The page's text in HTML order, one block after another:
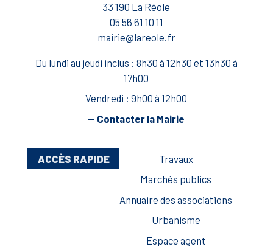
33 190 La Réole
05 56 61 10 11
mairie@lareole.fr
Du lundi au jeudi inclus : 8h30 à 12h30 et 13h30 à
17h00
Vendredi : 9h00 à 12h00
— Contacter la Mairie
ACCÈS RAPIDE
Travaux
Marchés publics
Annuaire des associations
Urbanisme
Espace agent